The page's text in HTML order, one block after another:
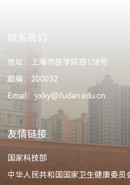
联系我们
地址：上海市医学院路138号
邮编：200032
Email：yxky@fudan.edu.cn
友情链接
国家科技部
中华人民共和国国家卫生健康委员